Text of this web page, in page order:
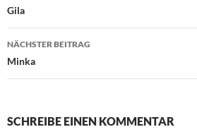
Gila
NÄCHSTER BEITRAG
Minka
SCHREIBE EINEN KOMMENTAR